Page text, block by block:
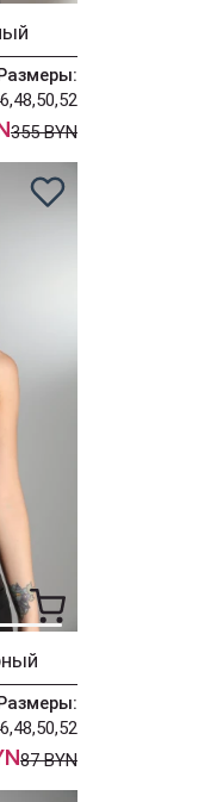
355 BYN
87 BYN